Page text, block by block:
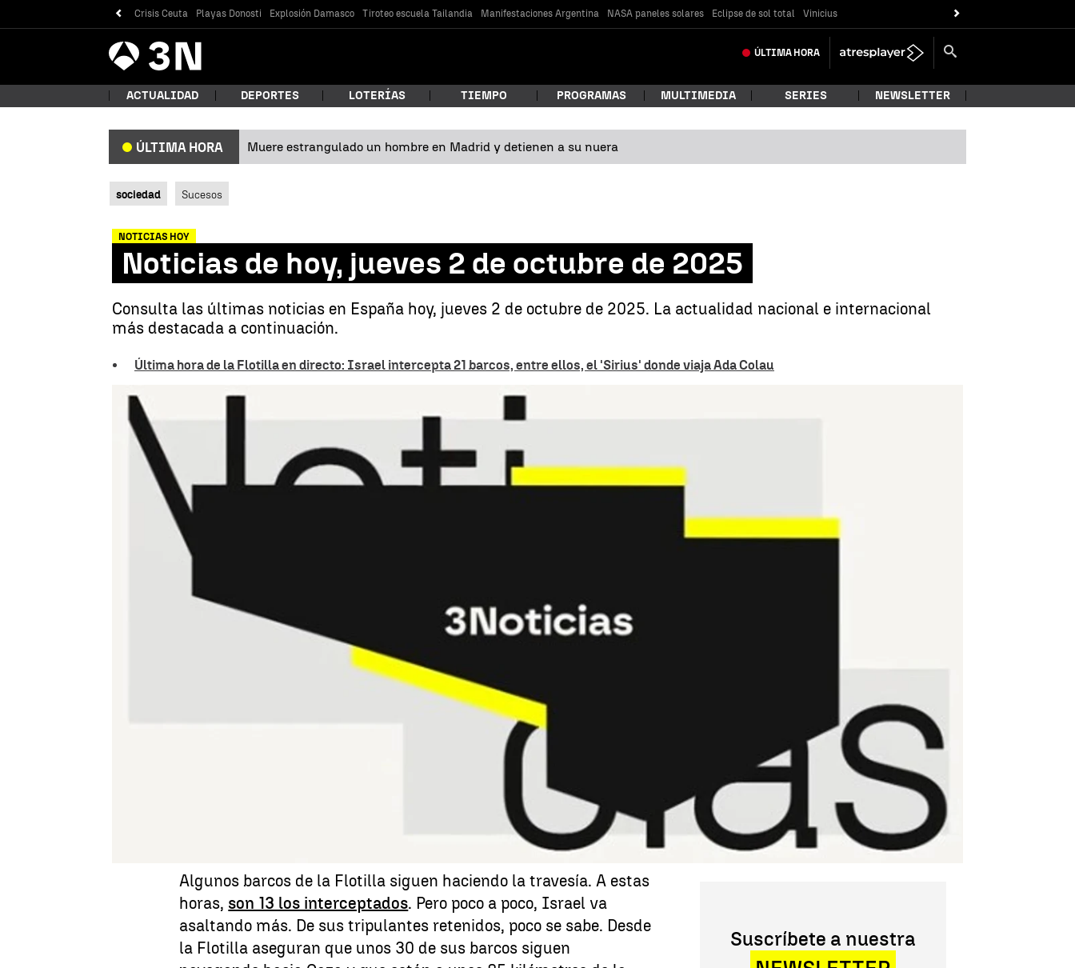
Crisis Ceuta Playas Donosti Explosión Damasco Tiroteo escuela Tailandia Manifestaciones Argentina NASA paneles solares Eclipse de sol total Vinicius
Antena
3 Noticias ÚLTIMA HORA
Buscar
ACTUALIDAD DEPORTES LOTERÍAS TIEMPO PROGRAMAS MULTIMEDIA SERIES NEWSLETTER
ÚLTIMA HORA Muere estrangulado un hombre en Madrid y detienen a su nuera
sociedad Sucesos
NOTICIAS HOY
Noticias de hoy, jueves 2 de octubre de 2025
Consulta las últimas noticias en España hoy, jueves 2 de octubre de 2025. La actualidad nacional e internacional
más destacada a continuación.
Última hora de la Flotilla en directo: Israel intercepta 21 barcos, entre ellos, el 'Sirius' donde viaja Ada Colau
La interceptación de barcos de la flotilla, las protestas en apoyo
a la Flotilla, los testimonios de los arrestados o la cumbre en
Dinamarca, entre las noticias que marcan la jornada hoy, jueves
Algunos barcos de la Flotilla siguen haciendo la travesía. A estas
horas, son 13 los interceptados. Pero poco a poco, Israel va
asaltando más. De sus tripulantes retenidos, poco se sabe. Desde
la Flotilla aseguran que unos 30 de sus barcos siguen
Suscríbete a nuestra